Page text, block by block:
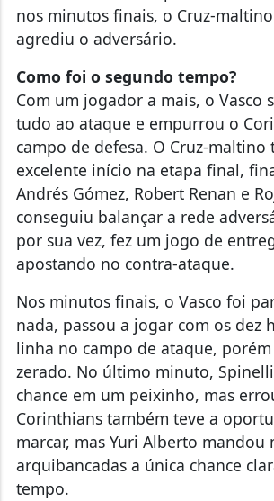
nos minutos finais, o Cruz-
agrediu o adversário.
Como foi o segundo tempo?
Com um jogador a mais, o Vasco
tudo ao ataque e empurrou o
campo de defesa. O Cruz-maltino
excelente início na etapa final,
Andrés Gómez, Robert Renan e
conseguiu balançar a rede
por sua vez, fez um jogo de
apostando no contra-ataque.
Nos minutos finais, o Vasco foi
nada, passou a jogar com os dez
linha no campo de ataque,
zerado. No último minuto,
chance em um peixinho, mas
Corinthians também teve a
marcar, mas Yuri Alberto mandou
arquibancadas a única chance
tempo.